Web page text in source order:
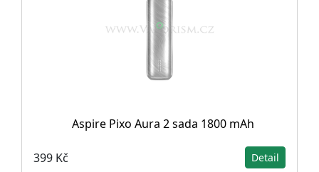
Aspire Pixo Aura 2 sada 1800 mAh
399 Kč Detail